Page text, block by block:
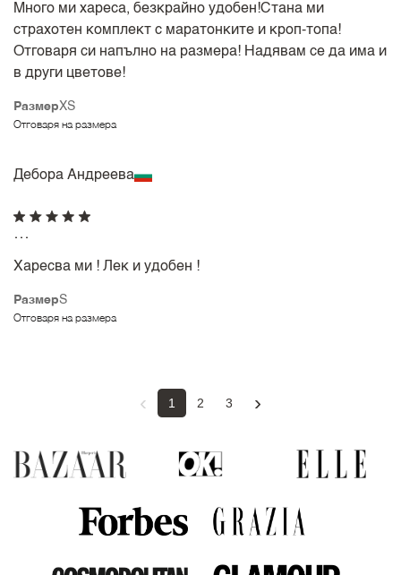
РазмерXS
Отговаря на размера
Много ми хареса, безкрайно удобен!Стана ми
страхотен комплект с маратонките и кроп-топа!
Отговаря си напълно на размера! Надявам се да има и
в други цветове!
Дебора Андреева
РазмерS
Отговаря на размера
…
Харесва ми ! Лек и удобен !
‹ 1 2 3 ›